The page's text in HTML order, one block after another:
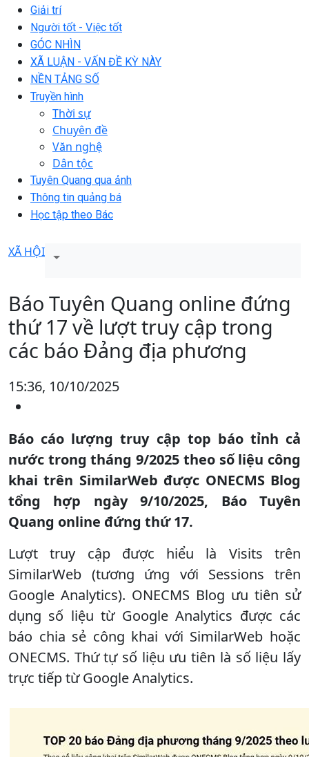
Giải trí
Người tốt - Việc tốt
GÓC NHÌN
XÃ LUẬN - VẤN ĐỀ KỲ NÀY
NỀN TẢNG SỐ
Truyền hình
Thời sự
Chuyên đề
Văn nghệ
Dân tộc
Tuyên Quang qua ảnh
Thông tin quảng bá
Học tập theo Bác
XÃ HỘI
Báo Tuyên Quang online đứng
thứ 17 về lượt truy cập trong
các báo Đảng địa phương
15:36, 10/10/2025
Báo cáo lượng truy cập top báo tỉnh cả
nước trong tháng 9/2025 theo số liệu công
khai trên SimilarWeb được ONECMS Blog
tổng hợp ngày 9/10/2025, Báo Tuyên
Quang online đứng thứ 17.
Lượt truy cập được hiểu là Visits trên
SimilarWeb (tương ứng với Sessions trên
Google Analytics). ONECMS Blog ưu tiên sử
dụng số liệu từ Google Analytics được các
báo chia sẻ công khai với SimilarWeb hoặc
ONECMS. Thứ tự số liệu ưu tiên là số liệu lấy
trực tiếp từ Google Analytics.